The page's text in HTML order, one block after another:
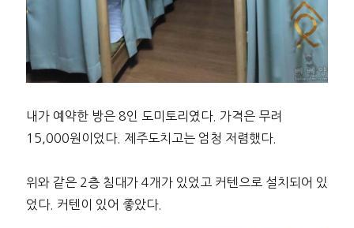
내가 예약한 방은 8인 도미토리였다. 가격은 무려
15,000원이었다. 제주도치고는 엄청 저렴했다.
위와 같은 2층 침대가 4개가 있었고 커텐으로 설치되어 있
었다. 커텐이 있어 좋았다.